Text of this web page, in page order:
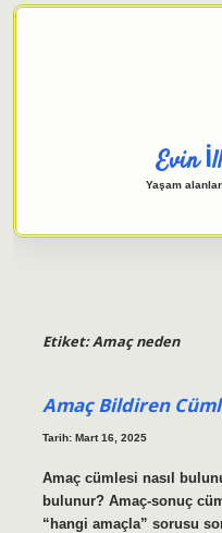
Evin
Yaşam
Etiket:Amaç neden
Amaç Bildiren
Tarih: Mart 16, 2025
Amaç cümlesi nasıl
bulunur? Amaç-sonuç
“hangi amaçla” sorusu